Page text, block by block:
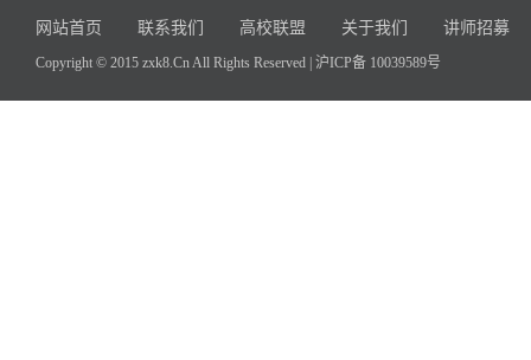
网站首页 联系我们 高校联盟 关于我们 讲师招募
Copyright © 2015 zxk8.Cn All Rights Reserved | 沪ICP备 10039589号